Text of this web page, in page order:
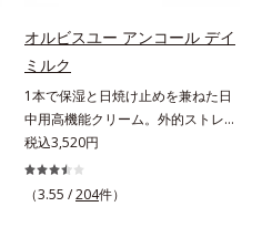
生成する状態
オルビスユー アンコール デイ
ミルク
1本で保湿と日焼け止めを兼ねた日
中用高機能クリーム。外的ストレス
(*5)から肌を徹底ガード。諦めかけ
ていたハリ不足、うるおい低下に先
端科学ケア(*1)でアプローチするエ
税込3,520円
（3.55 /204件）